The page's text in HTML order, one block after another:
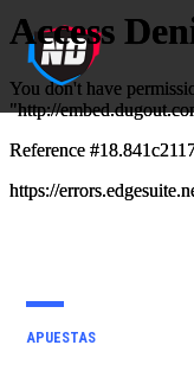
Saltar
al
contenido
PUBLICADO
APUESTAS